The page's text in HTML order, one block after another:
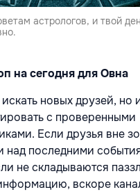
астрологов, и твой
на сегодня для Овна
новых друзей, но
с проверенными
Если друзья вне
над последними
не складываются
вскоре